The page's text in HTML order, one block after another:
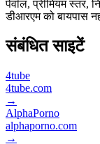
पेवॉल, प्रीमियम स्तर,
डीआरएम को बायपास
संबंधित साइटें
4tube
4tube.com
→
AlphaPorno
alphaporno.com
→